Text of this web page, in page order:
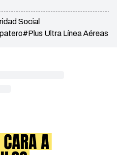
Social
#Plus Ultra Línea Aéreas